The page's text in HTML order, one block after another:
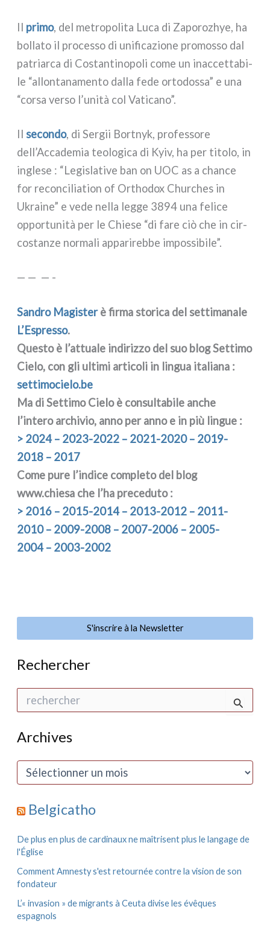
Il pri­mo, del metro­po­li­ta Luca di Zaporozhye, ha
bol­la­to il pro­ces­so di uni­fi­ca­zio­ne pro­mos­so dal
patriar­ca di Costantinopoli come un inac­cet­ta­bi­
le “allon­ta­na­men­to dal­la fede orto­dos­sa” e una
“cor­sa ver­so l’unità col Vaticano”.
Ilsecon­do, di Sergii Bortnyk, pro­fes­so­re
dell’Accademia teo­lo­gi­ca di Kyiv, ha per tito­lo, in
ingle­se : “Legislative ban on UOC as a chan­ce
for recon­ci­lia­tion of Orthodox Churches in
Ukraine” e vede nel­la leg­ge 3894 una feli­ce
oppor­tu­ni­tà per le Chiese “di fare ciò che in cir­
co­stan­ze nor­ma­li appa­ri­reb­be impos­si­bi­le”.
— — — -
Sandro Magisterè fir­ma sto­ri­ca del set­ti­ma­na­le
L’Espresso.
Questo è l’attuale indi­riz­zo del suo blog Settimo
Cielo, con gli ulti­mi arti­co­li in lin­gua ita­lia­na :
set​ti​mo​cie​lo​.be
Ma di Settimo Cielo è con­sul­ta­bi­le anche
l’intero archi­vio, anno per anno e in più lin­gue :
> 2024 – 2023-2022 – 2021-2020 – 2019-
2018 – 2017
Come pure l’indice com­ple­to del blog
www.chiesa che l’ha pre­ce­du­to :
> 2016 – 2015-2014 – 2013-2012 – 2011-
2010 – 2009-2008 – 2007-2006 – 2005-
2004 – 2003-2002
S'inscrire à la Newsletter
Rechercher
e
c
Archives
A
i
e
s
Belgicatho
De plus en plus de cardinaux ne maîtrisent plus le langage de
l'Église
Comment Amnesty s'est retournée contre la vision de son
fondateur
L’« invasion » de migrants à Ceuta divise les évêques
espagnols